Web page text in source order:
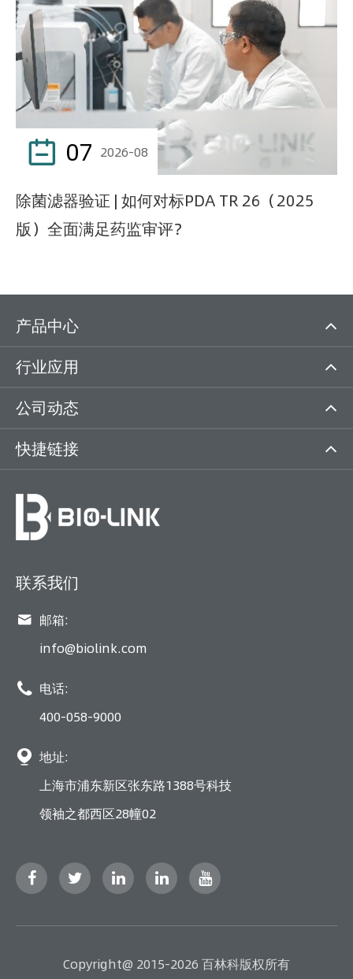
 07 2026-08
除菌滤器验证 | 如何对标PDA TR 26（2025
版）全面满足药监审评？
产品中心
行业应用
公司动态
快捷链接
联系我们
 邮箱:
info@biolink.com
 电话:
400-058-9000
 地址:
上海市浦东新区张东路1388号科技
领袖之都西区28幢02
Copyright@ 2015-2026 百林科版权所有